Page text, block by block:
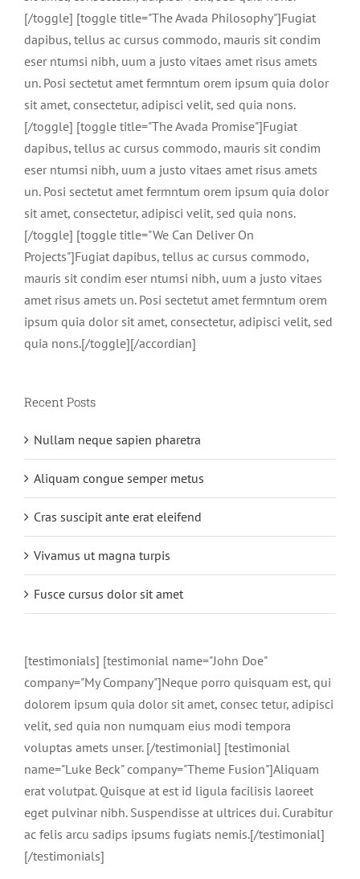
[/toggle] [toggle title="The Avada Philosophy"]Fugiat
dapibus, tellus ac cursus commodo, mauris sit condim
eser ntumsi nibh, uum a justo vitaes amet risus amets
un. Posi sectetut amet fermntum orem ipsum quia dolor
sit amet, consectetur, adipisci velit, sed quia nons.
[/toggle] [toggle title="The Avada Promise"]Fugiat
dapibus, tellus ac cursus commodo, mauris sit condim
eser ntumsi nibh, uum a justo vitaes amet risus amets
un. Posi sectetut amet fermntum orem ipsum quia dolor
sit amet, consectetur, adipisci velit, sed quia nons.
[/toggle] [toggle title="We Can Deliver On
Projects"]Fugiat dapibus, tellus ac cursus commodo,
mauris sit condim eser ntumsi nibh, uum a justo vitaes
amet risus amets un. Posi sectetut amet fermntum orem
ipsum quia dolor sit amet, consectetur, adipisci velit, sed
quia nons.[/toggle][/accordian]
Recent Posts
Nullam neque sapien pharetra
Aliquam congue semper metus
Cras suscipit ante erat eleifend
Vivamus ut magna turpis
Fusce cursus dolor sit amet
[testimonials] [testimonial name="John Doe"
company="My Company"]Neque porro quisquam est, qui
dolorem ipsum quia dolor sit amet, consec tetur, adipisci
velit, sed quia non numquam eius modi tempora
voluptas amets unser. [/testimonial] [testimonial
name="Luke Beck" company="Theme Fusion"]Aliquam
erat volutpat. Quisque at est id ligula facilisis laoreet
eget pulvinar nibh. Suspendisse at ultrices dui. Curabitur
ac felis arcu sadips ipsums fugiats nemis.[/testimonial]
[/testimonials]